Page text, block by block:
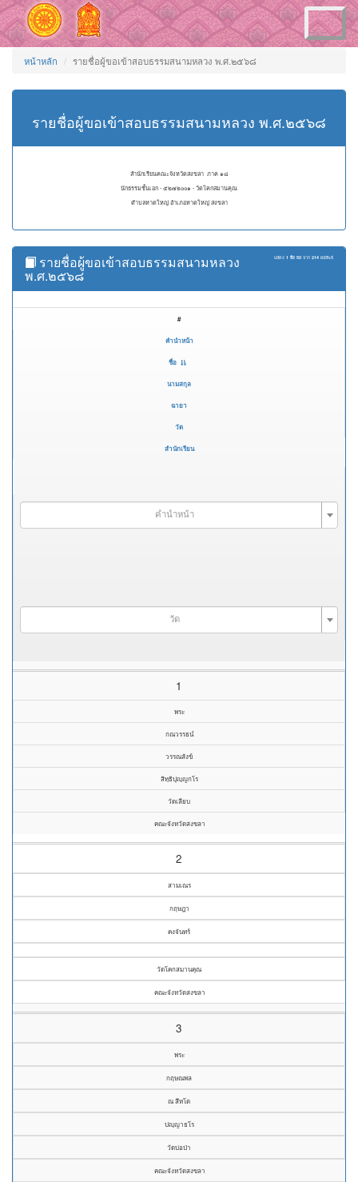
Toggle
navigation
หน้าหลัก รายชื่อผู้ขอเข้าสอบธรรมสนามหลวง พ.ศ.๒๕๖๘
รายชื่อผู้ขอเข้าสอบธรรมสนามหลวง พ.ศ.๒๕๖๘
สำนักเรียนคณะจังหวัดสงขลา ภาค ๑๘
นักธรรมชั้นเอก - ๕๒๗๒๐๐๑ - วัดโคกสมานคุณ
ตำบลหาดใหญ่ อำเภอหาดใหญ่ สงขลา
แสดง 1 ถึง 50 จาก 214 ผลลัพธ์
รายชื่อผู้ขอเข้าสอบธรรมสนามหลวง
พ.ศ.๒๕๖๘
#
คำนำหน้า
ชื่อ
นามสกุล
ฉายา
วัด
สำนักเรียน
คำนำหน้า
วัด
1
พระ
กณวรรธน์
วรรณสังข์
สิทฺธิปุญฺญกโร
วัดเลียบ
คณะจังหวัดสงขลา
2
สามเณร
กฤษฎา
คงจันทร์
วัดโคกสมานคุณ
คณะจังหวัดสงขลา
3
พระ
กฤษณพล
ณ สีหโต
ปญฺญาธโร
วัดบ่อป่า
คณะจังหวัดสงขลา